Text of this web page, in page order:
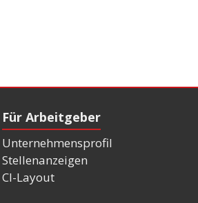
Für Arbeitgeber
Unternehmensprofil
Stellenanzeigen
CI-Layout